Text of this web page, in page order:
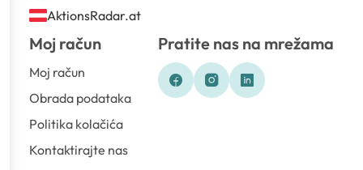
AktionsRadar.at
Moj račun
Moj račun
Obrada podataka
Politika kolačića
Kontaktirajte nas
Pratite nas na mrežama